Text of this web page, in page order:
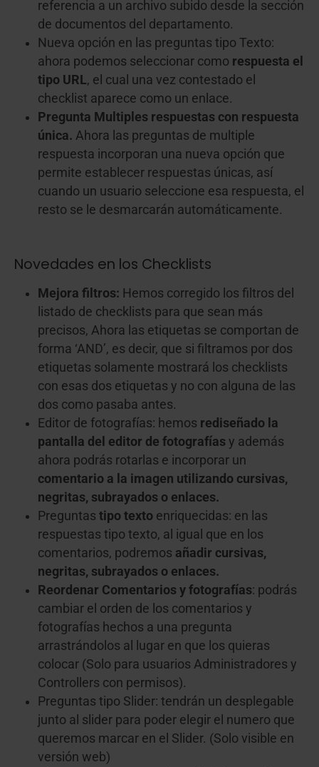
referencia a un archivo subido desde la sección
de documentos del departamento.
Nueva opción en las preguntas tipo Texto:
ahora podemos seleccionar como respuesta el
tipo URL, el cual una vez contestado el
checklist aparece como un enlace.
Pregunta Multiples respuestas con respuesta
única. Ahora las preguntas de multiple
respuesta incorporan una nueva opción que
permite establecer respuestas únicas, así
cuando un usuario seleccione esa respuesta, el
resto se le desmarcarán automáticamente.
Novedades en los Checklists
Mejora filtros: Hemos corregido los filtros del
listado de checklists para que sean más
precisos, Ahora las etiquetas se comportan de
forma ‘AND’, es decir, que si filtramos por dos
etiquetas solamente mostrará los checklists
con esas dos etiquetas y no con alguna de las
dos como pasaba antes.
Editor de fotografías: hemos rediseñado la
pantalla del editor de fotografías y además
ahora podrás rotarlas e incorporar un
comentario a la imagen utilizando cursivas,
negritas, subrayados o enlaces.
Preguntastipo texto enriquecidas: en las
respuestas tipo texto, al igual que en los
comentarios, podremos añadir cursivas,
negritas, subrayados o enlaces.
Reordenar Comentarios y fotografías: podrás
cambiar el orden de los comentarios y
fotografías hechos a una pregunta
arrastrándolos al lugar en que los quieras
colocar (Solo para usuarios Administradores y
Controllers con permisos).
Preguntas tipo Slider: tendrán un desplegable
junto al slider para poder elegir el numero que
queremos marcar en el Slider. (Solo visible en
versión web)